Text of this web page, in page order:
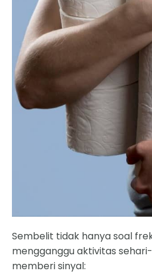
Sembelit tidak hanya soal
mengganggu aktivitas
memberi sinyal: